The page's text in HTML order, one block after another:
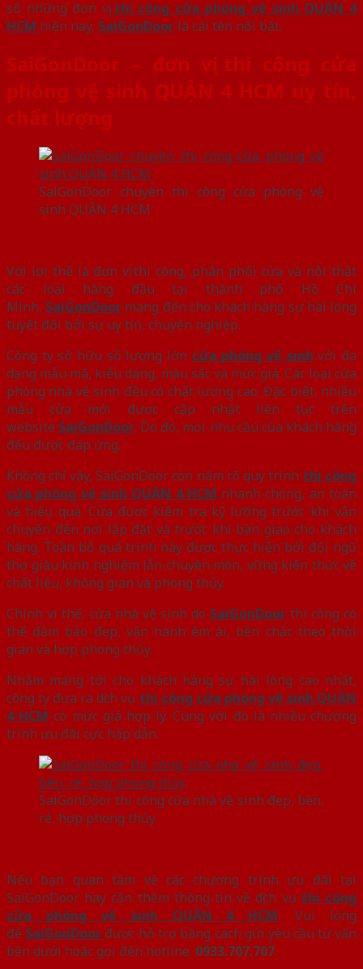
số những đơn vịthi công cửa phòng vệ sinh QUẬN 4
HCM hiện nay, SaiGonDoor là cái tên nổi bật.
SaiGonDoor – đơn vị thi công cửa
phòng vệ sinh QUẬN 4 HCM uy tín,
chất lượng
SaiGonDoor chuyên thi công cửa phòng vệ
sinh QUẬN 4 HCM
Với lợi thế là đơn vị thi công, phân phối cửa và nội thất
các loại hàng đầu tại thành phố Hồ Chí
Minh, SaiGonDoor mang đến cho khách hàng sự hài lòng
tuyệt đối bởi sự uy tín, chuyên nghiệp.
Công ty sở hữu số lượng lớn cửa phòng vệ sinh với đa
dạng mẫu mã, kiểu dáng, màu sắc và mức giá. Các loại cửa
phòng nhà vệ sinh đều có chất lượng cao. Đặc biệt, nhiều
mẫu cửa mới được cập nhật liên tục trên
website SaiGonDoor. Do đó, mọi nhu cầu của khách hàng
đều được đáp ứng.
Không chỉ vậy, SaiGonDoor còn nắm rõ quy trình thi công
cửa phòng vệ sinh QUẬN 4 HCM nhanh chóng, an toàn
và hiệu quả. Cửa được kiểm tra kỹ lưỡng trước khi vận
chuyển đến nơi lắp đặt và trước khi bàn giao cho khách
hàng. Toàn bộ quá trình này được thực hiện bởi đội ngũ
thợ giàu kinh nghiệm lẫn chuyên môn, vững kiến thức về
chất liệu, không gian và phong thủy.
Chính vì thế, cửa nhà vệ sinh do SaiGonDoor thi công có
thể đảm bảo đẹp, vận hành êm ái, bền chắc theo thời
gian và hợp phong thủy.
Nhằm mang tới cho khách hàng sự hài lòng cao nhất,
công ty đưa ra dịch vụ thi công cửa phòng vệ sinh QUẬN
4 HCM có mức giá hợp lý. Cùng với đó là nhiều chương
trình ưu đãi cực hấp dẫn.
SaiGonDoor thi công cửa nhà vệ sinh đẹp, bền,
rẻ, hợp phong thủy
Nếu bạn quan tâm về các chương trình ưu đãi tại
SaiGonDoor hay cần thêm thông tin về dịch vụ thi công
cửa phòng vệ sinh QUẬN 4 HCM. Vui lòng
để SaiGonDoor được hỗ trợ bằng cách gửi yêu cầu tư vấn
bên dưới hoặc gọi đến hotline: 0933.707.707.